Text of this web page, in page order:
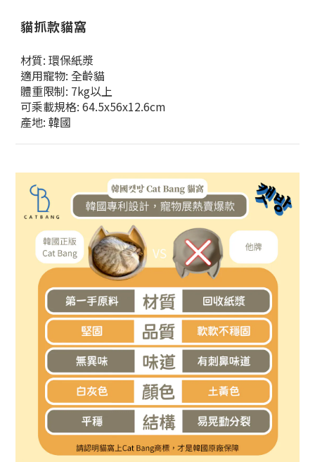
貓抓款貓窩
材質: 環保紙漿
適用寵物: 全齡貓
體重限制: 7kg以上
可乘載規格: 64.5x56x12.6cm
產地: 韓國